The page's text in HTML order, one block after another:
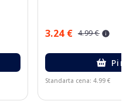
3.24 € 4.99 €
Standarta cena: 4.99 €